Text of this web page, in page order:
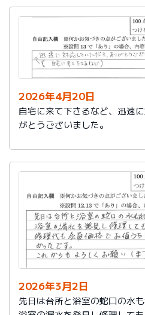
2026年4月20日
自宅に来て下さるなど、迅速
がとうございました。
2026年3月2日
先日は台所と浴室の蛇口の水